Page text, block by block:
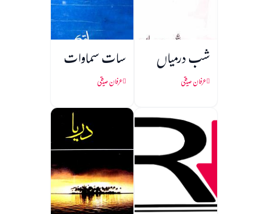
شب درمیاں
عرفان صدیقی
سات سماوات
عرفان صدیقی